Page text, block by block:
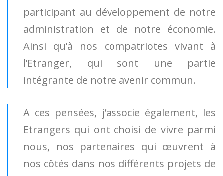
participant au développement de notre
administration et de notre économie.
Ainsi qu’à nos compatriotes vivant à
l’Etranger, qui sont une partie
intégrante de notre avenir commun.
A ces pensées, j’associe également, les
Etrangers qui ont choisi de vivre parmi
nous, nos partenaires qui œuvrent à
nos côtés dans nos différents projets de